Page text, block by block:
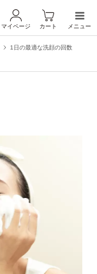
マイページ カート メニュー
1日の最適な洗顔の回数